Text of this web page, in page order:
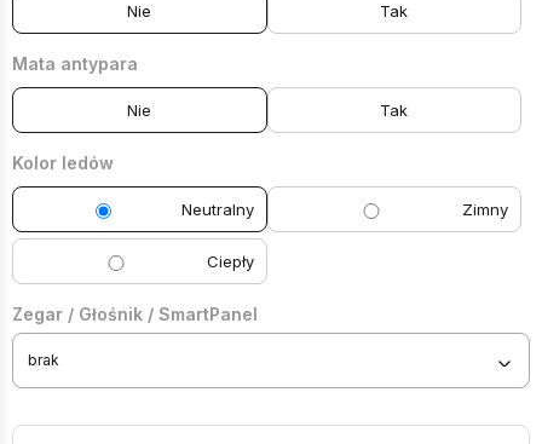
Nie Tak
Mata antypara
Nie Tak
Kolor ledów
Neutralny Zimny
Ciepły
Zegar / Głośnik / SmartPanel
brak